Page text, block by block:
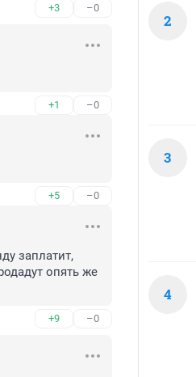
+3 –0
+1 –0
+5 –0
заплатит,
опять же
+9 –0
2
3
4